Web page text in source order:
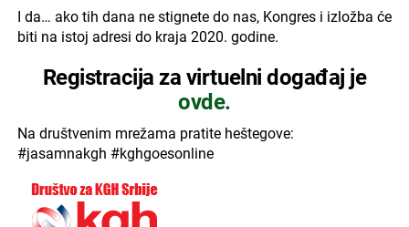
I da… ako tih dana ne stignete do nas, Kongres i izložba će
biti na istoj adresi do kraja 2020. godine.
Registracija za virtuelni događaj je
ovde.
Na društvenim mrežama pratite heštegove:
#jasamnakgh #kghgoesonline